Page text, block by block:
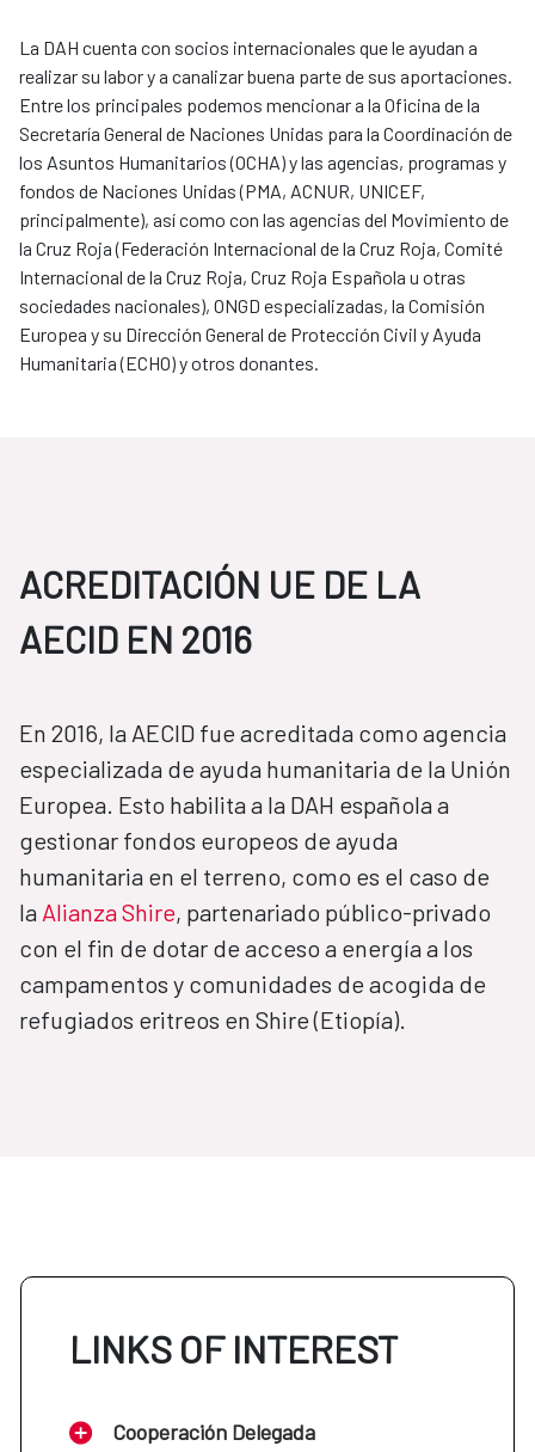
La DAH cuenta con socios internacionales que le ayudan a
realizar su labor y a canalizar buena parte de sus aportaciones.
Entre los principales podemos mencionar a la Oficina de la
Secretaría General de Naciones Unidas para la Coordinación de
los Asuntos Humanitarios (OCHA) y las agencias, programas y
fondos de Naciones Unidas (PMA, ACNUR, UNICEF,
principalmente), así como con las agencias del Movimiento de
la Cruz Roja (Federación Internacional de la Cruz Roja, Comité
Internacional de la Cruz Roja, Cruz Roja Española u otras
sociedades nacionales), ONGD especializadas, la Comisión
Europea y su Dirección General de Protección Civil y Ayuda
Humanitaria (ECHO) y otros donantes.
ACREDITACIÓN UE DE LA
AECID EN 2016
​​​​​​​En 2016, la AECID fue acreditada como agencia
especializada de ayuda humanitaria de la Unión
Europea. Esto habilita a la DAH española a
gestionar fondos europeos de ayuda
humanitaria en el terreno, como es el caso de
la Alianza Shire, partenariado público-privado
con el fin de dotar de acceso a energía a los
campamentos y comunidades de acogida de
refugiados eritreos en Shire (Etiopía).
LINKS OF INTEREST
Cooperación Delegada